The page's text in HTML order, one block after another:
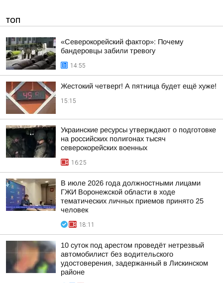
ТОП
«Северокорейский фактор»: Почему
бандеровцы забили тревогу
14:55
Жестокий четверг! А пятница будет ещё хуже!
15:15
Украинские ресурсы утверждают о подготовке
на российских полигонах тысяч
северокорейских военных
16:25
В июле 2026 года должностными лицами
ГЖИ Воронежской области в ходе
тематических личных приемов принято 25
человек
18:11
10 суток под арестом проведёт нетрезвый
автомобилист без водительского
удостоверения, задержанный в Лискинском
районе